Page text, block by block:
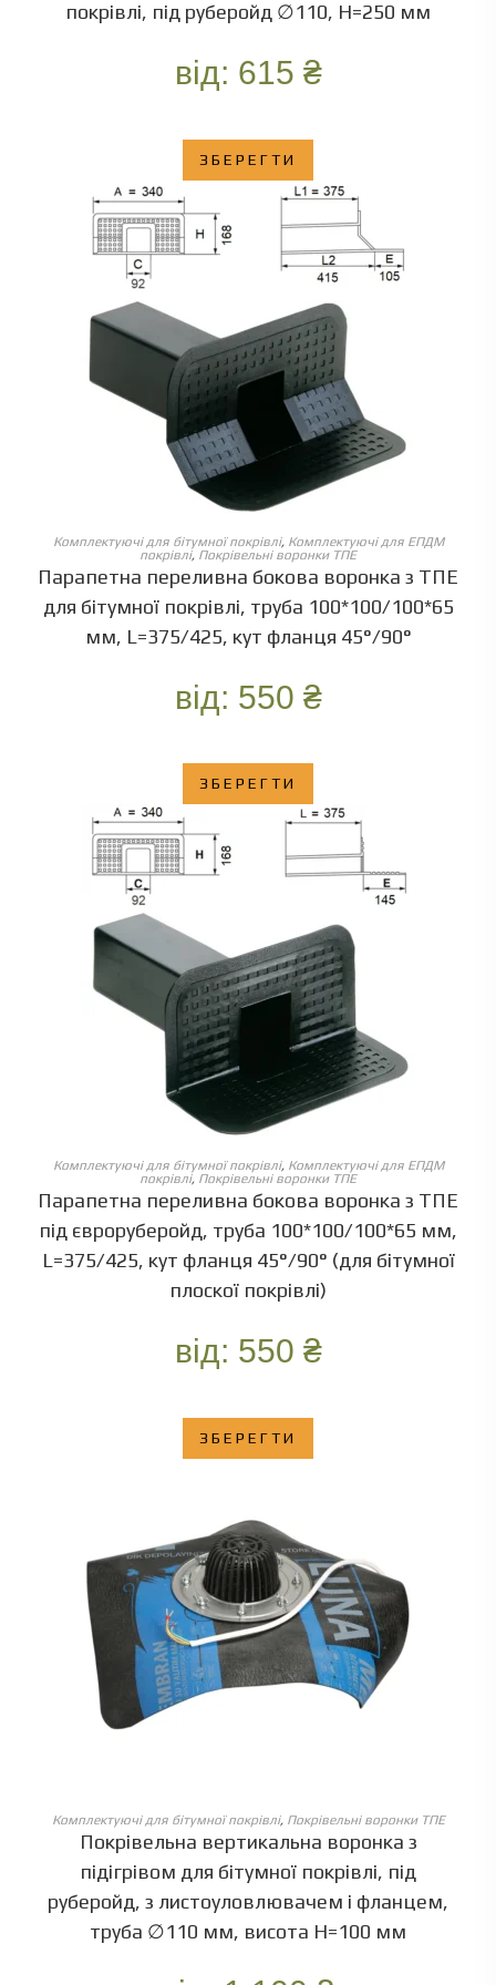
покрівлі, під руберойд ∅110, Н=250 мм
від: 615 ₴
ЗБЕРЕГТИ
ОБЕРІТЬ ОПЦІЇ
Комплектуючі для бітумної покрівлі, Комплектуючі для ЕПДМ
покрівлі, Покрівельні воронки ТПЕ
Парапетна переливна бокова воронка з ТПЕ
для бітумної покрівлі, труба 100*100/100*65
мм, L=375/425, кут фланця 45°/90°
від: 550 ₴
ЗБЕРЕГТИ
ОБЕРІТЬ ОПЦІЇ
Комплектуючі для бітумної покрівлі, Комплектуючі для ЕПДМ
покрівлі, Покрівельні воронки ТПЕ
Парапетна переливна бокова воронка з ТПЕ
під євроруберойд, труба 100*100/100*65 мм,
L=375/425, кут фланця 45°/90° (для бітумної
плоскої покрівлі)
від: 550 ₴
ЗБЕРЕГТИ
ОБЕРІТЬ ОПЦІЇ
Комплектуючі для бітумної покрівлі, Покрівельні воронки ТПЕ
Покрівельна вертикальна воронка з
підігрівом для бітумної покрівлі, під
руберойд, з листоуловлювачем і фланцем,
труба ∅110 мм, висота Н=100 мм